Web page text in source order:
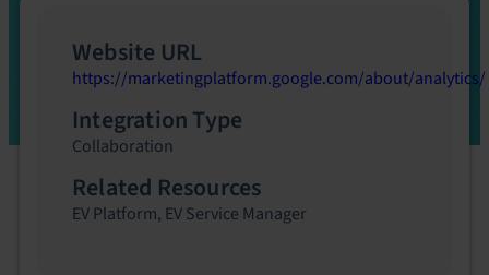
Website URL
https://marketingplatform.google.com/about/analytics/
Integration Type
Collaboration
Related Resources
EV Platform, EV Service Manager